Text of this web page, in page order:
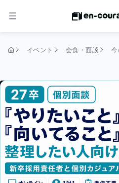
メニュー
イベント 会食・面談